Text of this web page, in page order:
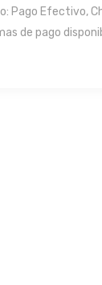
Pago Efectivo,
de pago